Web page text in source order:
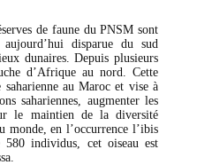
de faune du PNSM sont
disparue du sud
dunaires. Depuis plusieurs
d’Afrique au nord. Cette
au Maroc et vise à
sahariennes, augmenter les
le maintien de la diversité
monde, en l’occurrence l’ibis
580 individus, cet oiseau est